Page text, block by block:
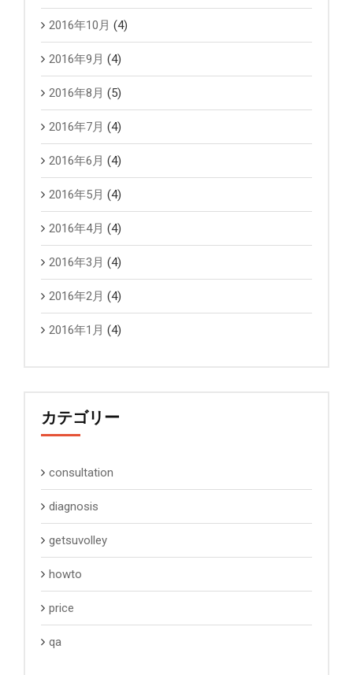
2016年10月 (4)
2016年9月 (4)
2016年8月 (5)
2016年7月 (4)
2016年6月 (4)
2016年5月 (4)
2016年4月 (4)
2016年3月 (4)
2016年2月 (4)
2016年1月 (4)
カテゴリー
consultation
diagnosis
getsuvolley
howto
price
qa